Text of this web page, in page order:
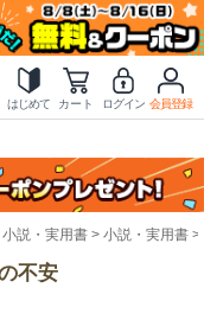
はじめて カート ログイン 会員登録
小説・実用書 小説・実用書
不安